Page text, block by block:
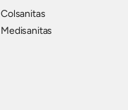
Colsanitas
Medisanitas